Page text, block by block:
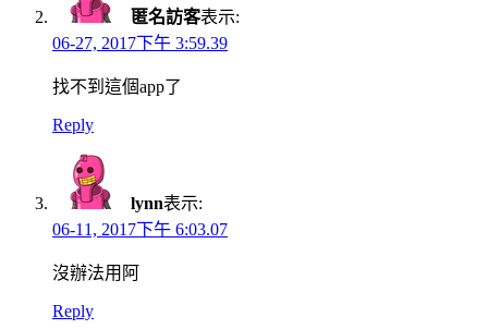
匿名訪客表示:
06-27, 2017下午 3:59.39
找不到這個app了
Reply
lynn表示:
06-11, 2017下午 6:03.07
沒辦法用阿
Reply